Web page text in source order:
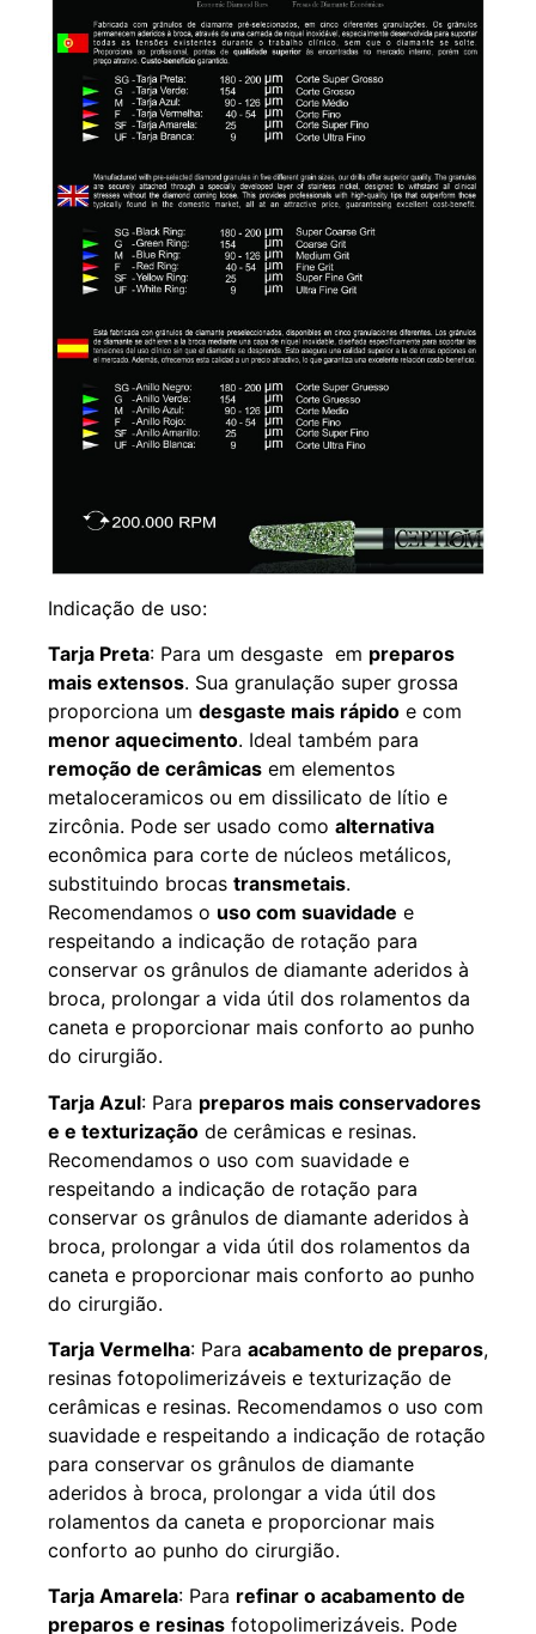
Indicação de uso:
Tarja Preta: Para um desgaste em preparos
mais extensos. Sua granulação super grossa
proporciona um desgaste mais rápido e com
menor aquecimento. Ideal também para
remoção de cerâmicas em elementos
metaloceramicos ou em dissilicato de lítio e
zircônia. Pode ser usado como alternativa
econômica para corte de núcleos metálicos,
substituindo brocas transmetais.
Recomendamos o uso com suavidade e
respeitando a indicação de rotação para
conservar os grânulos de diamante aderidos à
broca, prolongar a vida útil dos rolamentos da
caneta e proporcionar mais conforto ao punho
do cirurgião.
Tarja Azul: Para preparos mais conservadores
e e texturização de cerâmicas e resinas.
Recomendamos o uso com suavidade e
respeitando a indicação de rotação para
conservar os grânulos de diamante aderidos à
broca, prolongar a vida útil dos rolamentos da
caneta e proporcionar mais conforto ao punho
do cirurgião.
Tarja Vermelha: Para acabamento de preparos,
resinas fotopolimerizáveis e texturização de
cerâmicas e resinas. Recomendamos o uso com
suavidade e respeitando a indicação de rotação
para conservar os grânulos de diamante
aderidos à broca, prolongar a vida útil dos
rolamentos da caneta e proporcionar mais
conforto ao punho do cirurgião.
Tarja Amarela: Para refinar o acabamento de
preparos e resinas fotopolimerizáveis. Pode